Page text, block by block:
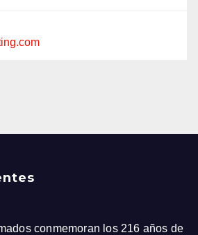
conmemoran los 216 años de